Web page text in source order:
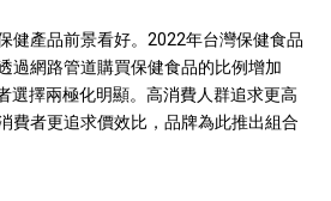
健產品前景看好。2022年台灣保健食品
過網路管道購買保健食品的比例增加
選擇兩極化明顯。高消費人群追求更高
費者更追求價效比，品牌為此推出組合